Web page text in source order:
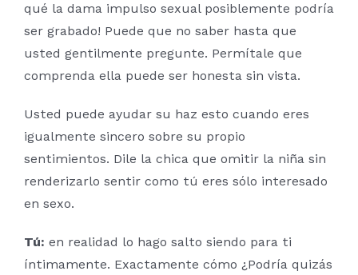
qué la dama impulso sexual posiblemente podría
ser grabado! Puede que no saber hasta que
usted gentilmente pregunte. Permítale que
comprenda ella puede ser honesta sin vista.
Usted puede ayudar su haz esto cuando eres
igualmente sincero sobre su propio
sentimientos. Dile la chica que omitir la niña sin
renderizarlo sentir como tú eres sólo interesado
en sexo.
Tú: en realidad lo hago salto siendo para ti
íntimamente. Exactamente cómo ¿Podría quizás